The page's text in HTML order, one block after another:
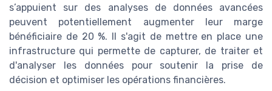
s’appuient sur des analyses de données avancées
peuvent potentiellement augmenter leur marge
bénéficiaire de 20 %. Il s'agit de mettre en place une
infrastructure qui permette de capturer, de traiter et
d'analyser les données pour soutenir la prise de
décision et optimiser les opérations financières.